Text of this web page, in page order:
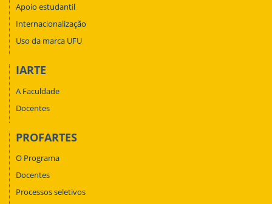
Apoio estudantil
Internacionalização
Uso da marca UFU
IARTE
A Faculdade
Docentes
PROFARTES
O Programa
Docentes
Processos seletivos